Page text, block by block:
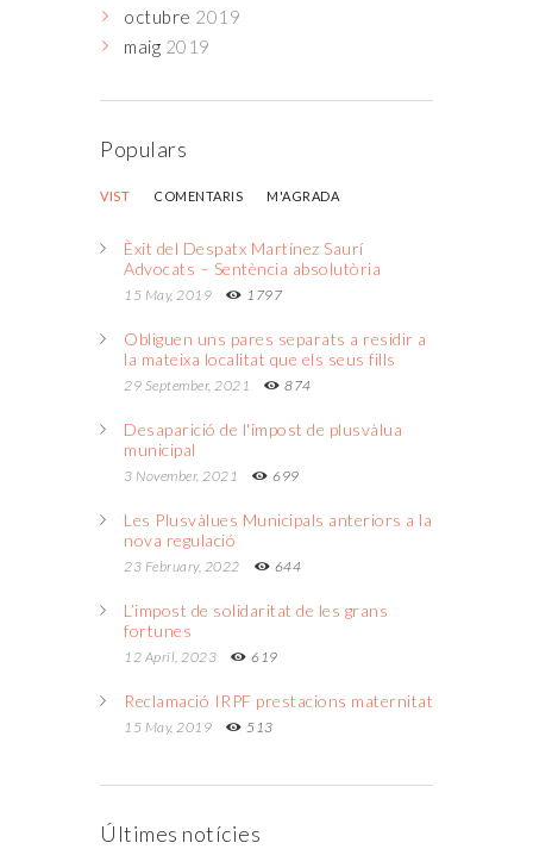
octubre 2019
maig 2019
Populars
VIST COMENTARIS M'AGRADA
Èxit del Despatx Martínez Saurí
Advocats – Sentència absolutòria
15 May, 2019 1797
Obliguen uns pares separats a residir a
la mateixa localitat que els seus fills
29 September, 2021 874
Desaparició de l'impost de plusvàlua
municipal
3 November, 2021 699
Les Plusvàlues Municipals anteriors a la
nova regulació
23 February, 2022 644
L’impost de solidaritat de les grans
fortunes
12 April, 2023 619
Reclamació IRPF prestacions maternitat
15 May, 2019 513
Últimes notícies